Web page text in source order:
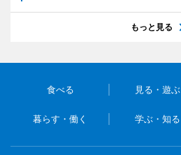
もっと見る
食べる 見る・遊ぶ
暮らす・働く 学ぶ・知る